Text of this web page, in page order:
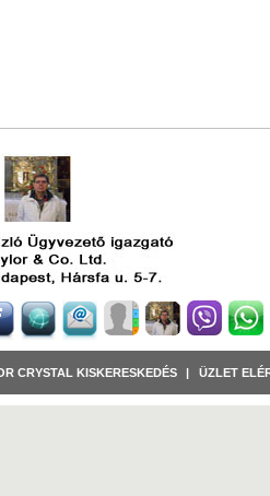
CRYSTAL KISKERESKEDÉS ÜZLET